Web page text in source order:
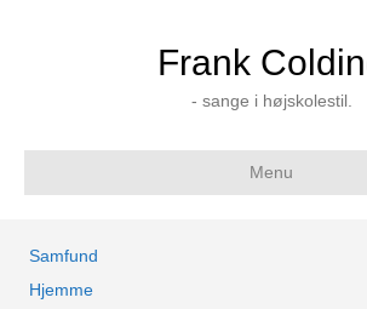
Frank
- sange i højskolestil.
Menu
Samfund
Hjemme